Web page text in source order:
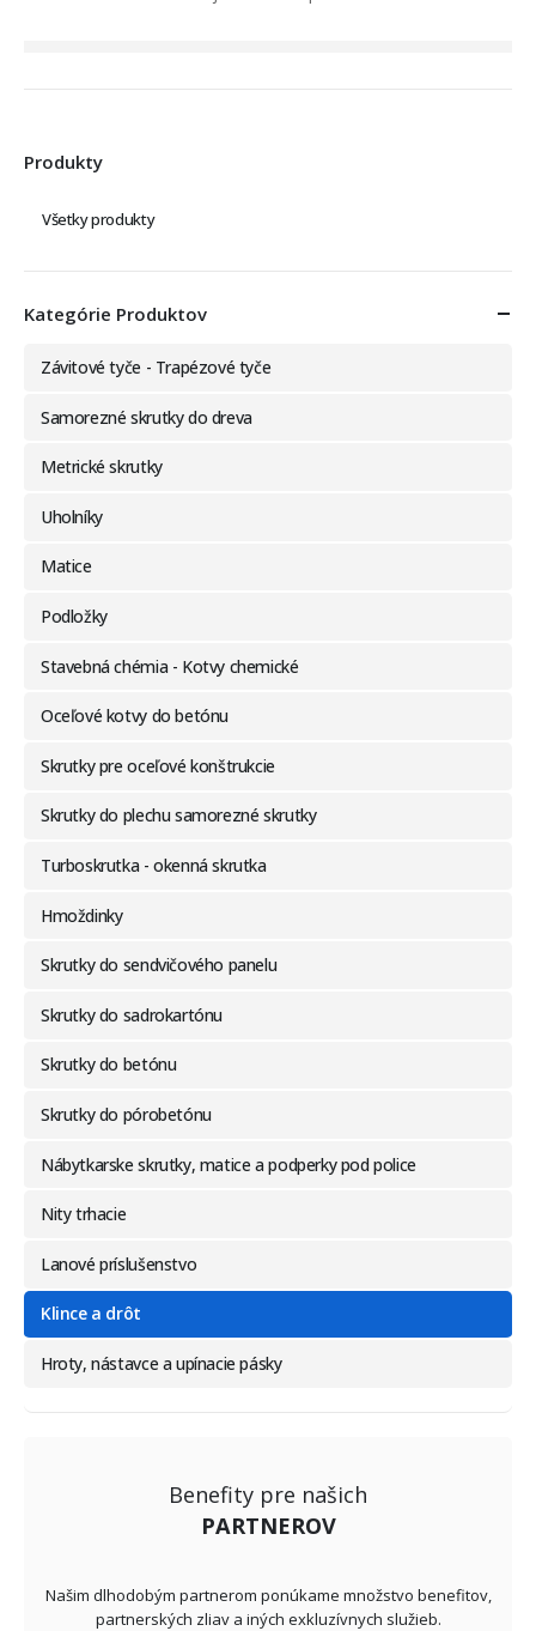
Produkty
Všetky produkty
Kategórie Produktov
Závitové tyče - Trapézové tyče
Samorezné skrutky do dreva
Metrické skrutky
Uholníky
Matice
Podložky
Stavebná chémia - Kotvy chemické
Oceľové kotvy do betónu
Skrutky pre oceľové konštrukcie
Skrutky do plechu samorezné skrutky
Turboskrutka - okenná skrutka
Hmoždinky
Skrutky do sendvičového panelu
Skrutky do sadrokartónu
Skrutky do betónu
Skrutky do pórobetónu
Nábytkarske skrutky, matice a podperky pod police
Nity trhacie
Lanové príslušenstvo
Klince a drôt
Hroty, nástavce a upínacie pásky
Benefity pre našich
PARTNEROV
Našim dlhodobým partnerom ponúkame množstvo benefitov,
partnerských zliav a iných exkluzívnych služieb.